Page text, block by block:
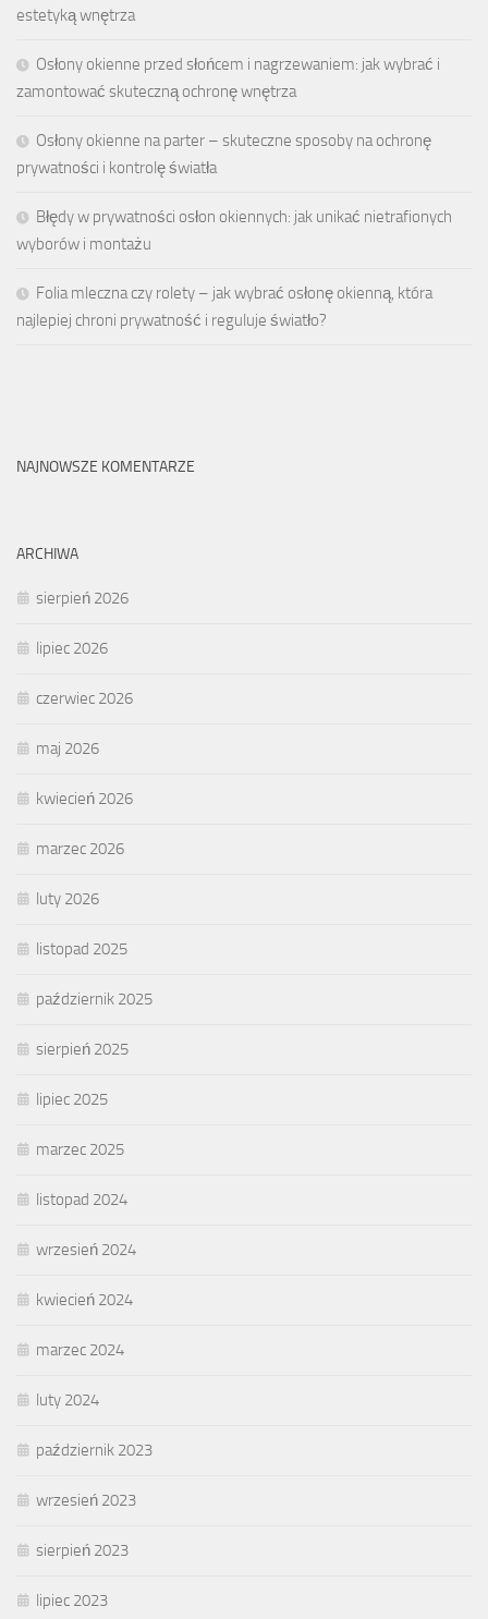
estetyką wnętrza
Osłony okienne przed słońcem i nagrzewaniem: jak wybrać i
zamontować skuteczną ochronę wnętrza
Osłony okienne na parter – skuteczne sposoby na ochronę
prywatności i kontrolę światła
Błędy w prywatności osłon okiennych: jak unikać nietrafionych
wyborów i montażu
Folia mleczna czy rolety – jak wybrać osłonę okienną, która
najlepiej chroni prywatność i reguluje światło?
NAJNOWSZE KOMENTARZE
ARCHIWA
sierpień 2026
lipiec 2026
czerwiec 2026
maj 2026
kwiecień 2026
marzec 2026
luty 2026
listopad 2025
październik 2025
sierpień 2025
lipiec 2025
marzec 2025
listopad 2024
wrzesień 2024
kwiecień 2024
marzec 2024
luty 2024
październik 2023
wrzesień 2023
sierpień 2023
lipiec 2023